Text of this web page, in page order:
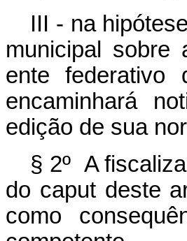
III - na
municipal
ente federativo
encaminhará
edição de sua
§ 2º A
do caputdeste
como